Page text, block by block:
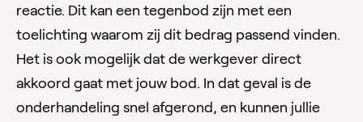
reactie. Dit kan een tegenbod zijn met een
toelichting waarom zij dit bedrag passend vinden.
Het is ook mogelijk dat de werkgever direct
akkoord gaat met jouw bod. In dat geval is de
onderhandeling snel afgerond, en kunnen jullie